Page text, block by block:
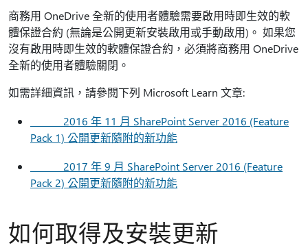
商務用 OneDrive 全新的使用者體驗需要啟用時即生效的軟
體保證合約 (無論是公開更新安裝啟用或手動啟用)。 如果您
沒有啟用時即生效的軟體保證合約，必須將商務用 OneDrive
全新的使用者體驗關閉。
如需詳細資訊，請參閱下列 Microsoft Learn 文章:
2016 年 11 月 SharePoint Server 2016 (Feature
Pack 1) 公開更新隨附的新功能
2017 年 9 月 SharePoint Server 2016 (Feature
Pack 2) 公開更新隨附的新功能
如何取得及安裝更新